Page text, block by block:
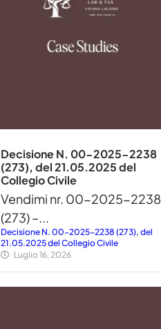
Decisione N. 00-2025-2238
(273), del 21.05.2025 del
Collegio Civile
Vendimi nr. 00-2025-2238
(273) –...
Decisione N. 00-2025-2238 (273), del
21.05.2025 del Collegio Civile
Luglio 16, 2026